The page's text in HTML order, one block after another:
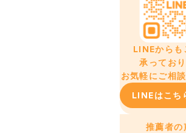
LINEからも
承っており
お気軽にご相
LINEはこち
推薦者の